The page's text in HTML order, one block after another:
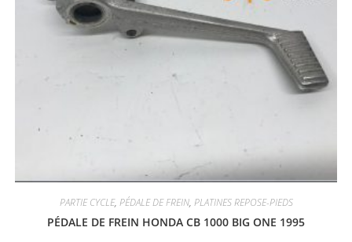
PARTIE CYCLE, PÉDALE DE FREIN, PLATINES REPOSE-PIEDS
PÉDALE DE FREIN HONDA CB 1000 BIG ONE 1995